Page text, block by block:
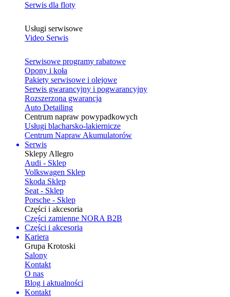
Serwis dla floty
Usługi serwisowe
Video Serwis
Serwisowe programy rabatowe
Opony i koła
Pakiety serwisowe i olejowe
Serwis gwarancyjny i pogwarancyjny
Rozszerzona gwarancja
Auto Detailing
Centrum napraw powypadkowych
Usługi blacharsko-lakiernicze
Centrum Napraw Akumulatorów
Serwis
Sklepy Allegro
Audi - Sklep
Volkswagen Sklep
Skoda Sklep
Seat - Sklep
Porsche - Sklep
Części i akcesoria
Części zamienne NORA B2B
Części i akcesoria
Kariera
Grupa Krotoski
Salony
Kontakt
O nas
Blog i aktualności
Kontakt